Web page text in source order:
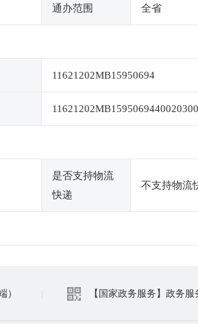
通办范围 全省
11621202MB15950694
是否支持物流
快递
不支持物流
） 【国家政务服务】政务服